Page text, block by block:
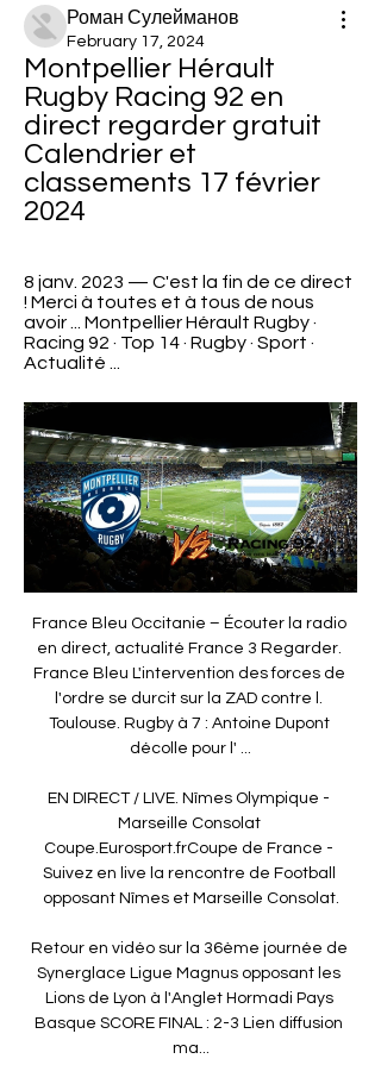
Роман Сулейманов
February 17, 2024
Montpellier Hérault
Rugby Racing 92 en
direct regarder gratuit
Calendrier et
classements 17 février
2024
8 janv. 2023 — C'est la fin de ce direct
! Merci à toutes et à tous de nous
avoir ... Montpellier Hérault Rugby ·
Racing 92 · Top 14 · Rugby · Sport ·
Actualité ...
France Bleu Occitanie – Écouter la radio
en direct, actualité France 3 Regarder.
France Bleu L'intervention des forces de
l'ordre se durcit sur la ZAD contre l.
Toulouse. Rugby à 7 : Antoine Dupont
décolle pour l' ...
EN DIRECT / LIVE. Nîmes Olympique -
Marseille Consolat
Coupe.Eurosport.frCoupe de France -
Suivez en live la rencontre de Football
opposant Nîmes et Marseille Consolat.
Retour en vidéo sur la 36ème journée de
Synerglace Ligue Magnus opposant les
Lions de Lyon à l'Anglet Hormadi Pays
Basque SCORE FINAL : 2-3 Lien diffusion
ma...